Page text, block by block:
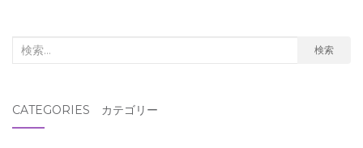
検
象:
検索
CATEGORIES カテゴリー